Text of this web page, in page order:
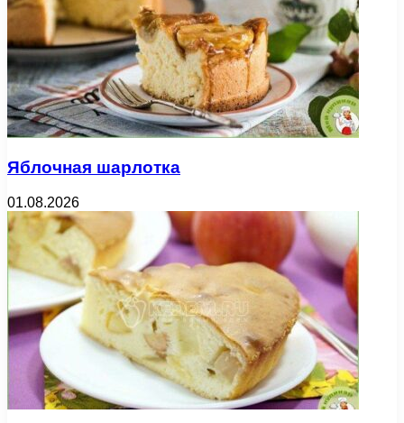
Яблочная шарлотка
01.08.2026